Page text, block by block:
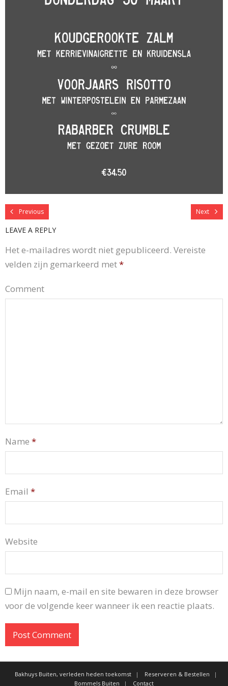
Previous Next
LEAVE A REPLY
Het e-mailadres wordt niet gepubliceerd. Vereiste
velden zijn gemarkeerd met*
Comment
Name *
Email *
Website
Mijn naam, e-mail en site bewaren in deze browser
voor de volgende keer wanneer ik een reactie plaats.
Bakhuys Buiten, verleden heden toekomst
Reserveren & Bestellen
Bommels Buiten
Contact